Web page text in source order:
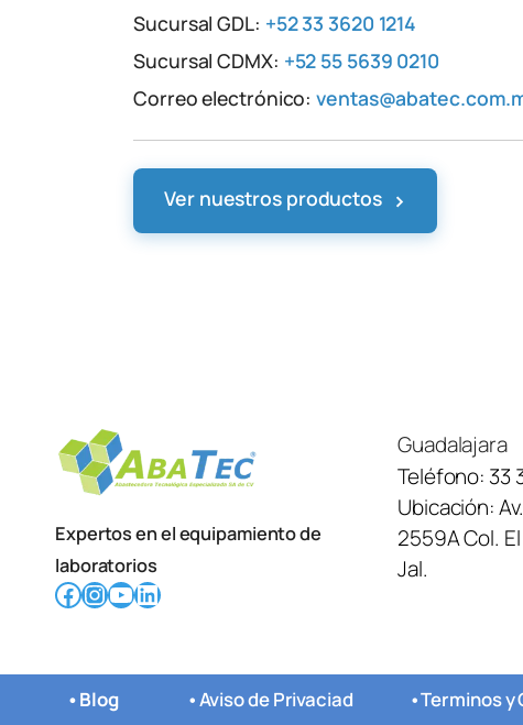
Sucursal GDL: +52 33 3620 1214
Sucursal CDMX: +52 55 5639 0210
Correo electrónico:
Ver nuestros productos ›
Expertos en el equipamiento de
laboratorios
Facebook InstagramYouTube LinkedIn
Guadalajara
Teléfono: 33
Ubicación:
2559A Col.
Jal.
•Blog •Aviso de Privaciad •Terminos y